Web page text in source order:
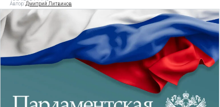
Автор: Дмитрий Литвинов